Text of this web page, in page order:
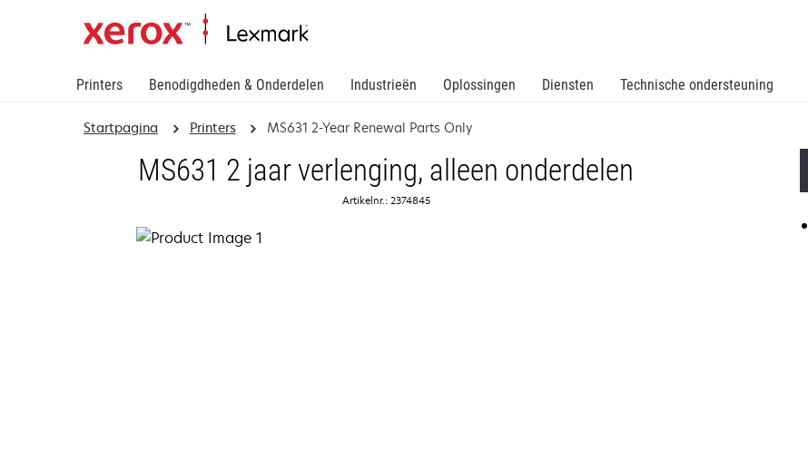
Printers Benodigdheden & Onderdelen Industrieën Oplossingen Diensten Technische ondersteuning
Startpagina Printers MS631 2-Year Renewal Parts Only
MS631 2 jaar verlenging, alleen onderdelen
Artikelnr.: 2374845